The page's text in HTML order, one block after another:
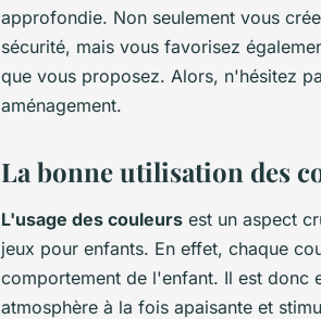
approfondie. Non seulement vous
sécurité, mais vous favorisez
que vous proposez. Alors, n'hésitez
aménagement.
La bonne utilisation des
L'usage des couleurs est un aspect
jeux pour enfants. En effet, chaque
comportement de l'enfant. Il est donc
atmosphère à la fois apaisante et